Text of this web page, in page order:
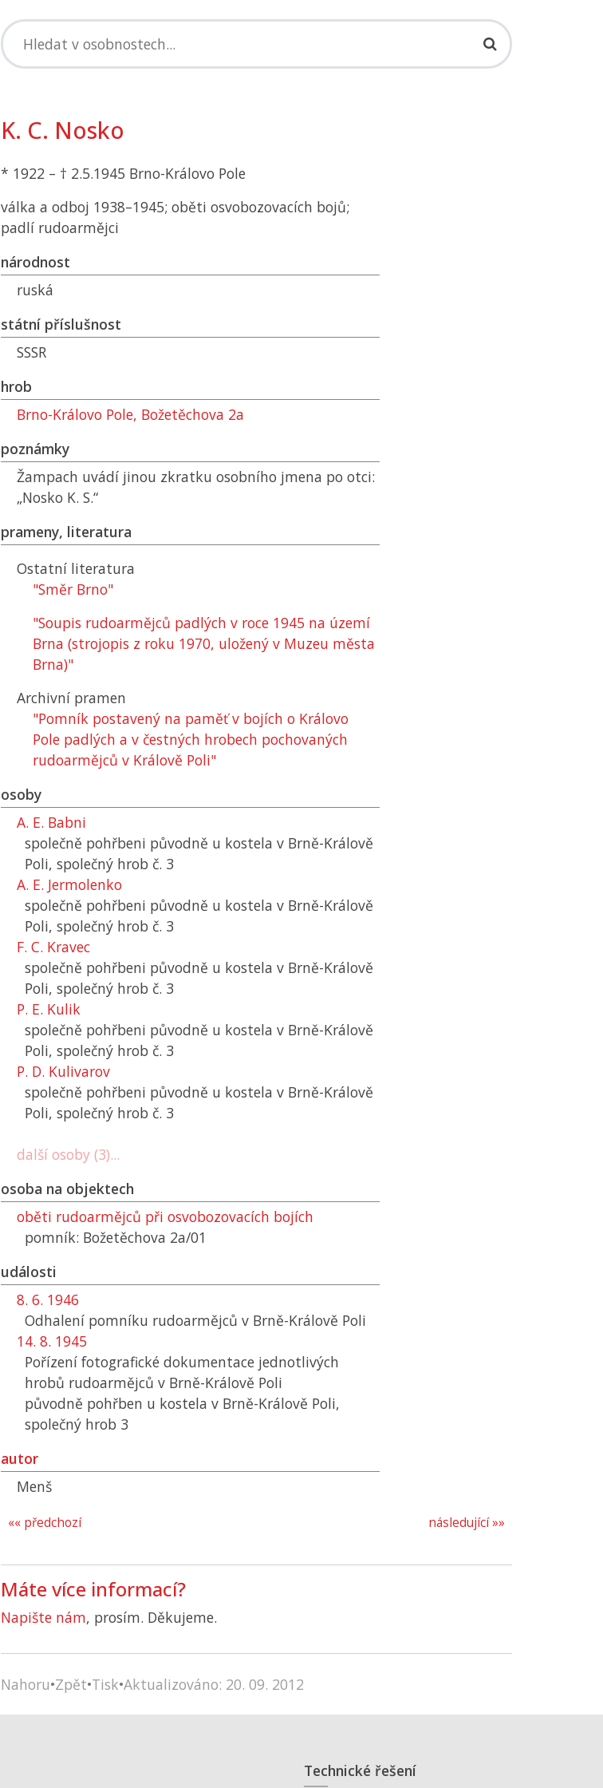
K. C. Nosko
* 1922 – † 2.5.1945 Brno-Královo Pole
válka a odboj 1938–1945; oběti osvobozovacích bojů;
padlí rudoarmějci
národnost
ruská
státní příslušnost
SSSR
hrob
Brno-Královo Pole, Božetěchova 2a
poznámky
Žampach uvádí jinou zkratku osobního jmena po otci:
„Nosko K. S.“
prameny, literatura
Ostatní literatura
"Směr Brno"
"Soupis rudoarmějců padlých v roce 1945 na území
Brna (strojopis z roku 1970, uložený v Muzeu města
Brna)"
Archivní pramen
"Pomník postavený na paměť v bojích o Královo
Pole padlých a v čestných hrobech pochovaných
rudoarmějců v Králově Poli"
osoby
A. E. Babni
společně pohřbeni původně u kostela v Brně-Králově
Poli, společný hrob č. 3
A. E. Jermolenko
společně pohřbeni původně u kostela v Brně-Králově
Poli, společný hrob č. 3
F. C. Kravec
společně pohřbeni původně u kostela v Brně-Králově
Poli, společný hrob č. 3
P. E. Kulik
společně pohřbeni původně u kostela v Brně-Králově
Poli, společný hrob č. 3
P. D. Kulivarov
společně pohřbeni původně u kostela v Brně-Králově
Poli, společný hrob č. 3
další osoby (3)...
osoba na objektech
oběti rudoarmějců při osvobozovacích bojích
pomník: Božetěchova 2a/01
události
8. 6. 1946
Odhalení pomníku rudoarmějců v Brně-Králově Poli
14. 8. 1945
Pořízení fotografické dokumentace jednotlivých
hrobů rudoarmějců v Brně-Králově Poli
původně pohřben u kostela v Brně-Králově Poli,
společný hrob 3
autor
Menš
následující »»
«« předchozí
Máte více informací?
Napište nám, prosím. Děkujeme.
Nahoru•Zpět•Tisk•Aktualizováno: 20. 09. 2012
Technické řešení